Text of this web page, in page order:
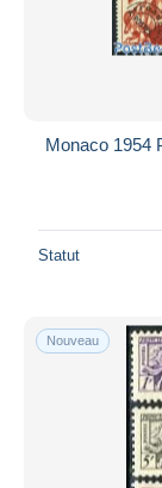
Monaco 1954
Statut
Nouveau